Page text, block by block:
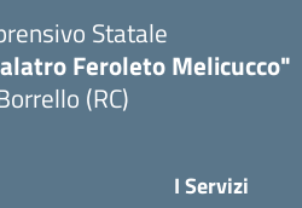
Statale
Feroleto Melicucco"
(RC)
I Servizi